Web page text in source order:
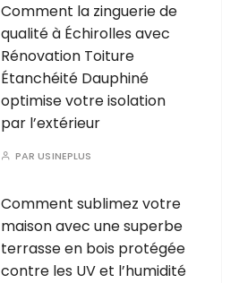
Comment la zinguerie de
qualité à Échirolles avec
Rénovation Toiture
Étanchéité Dauphiné
optimise votre isolation
par l’extérieur
PARUSINEPLUS
Comment sublimez votre
maison avec une superbe
terrasse en bois protégée
contre les UV et l’humidité